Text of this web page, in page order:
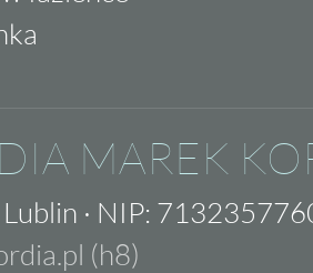
MAREK
· NIP:
(h8)